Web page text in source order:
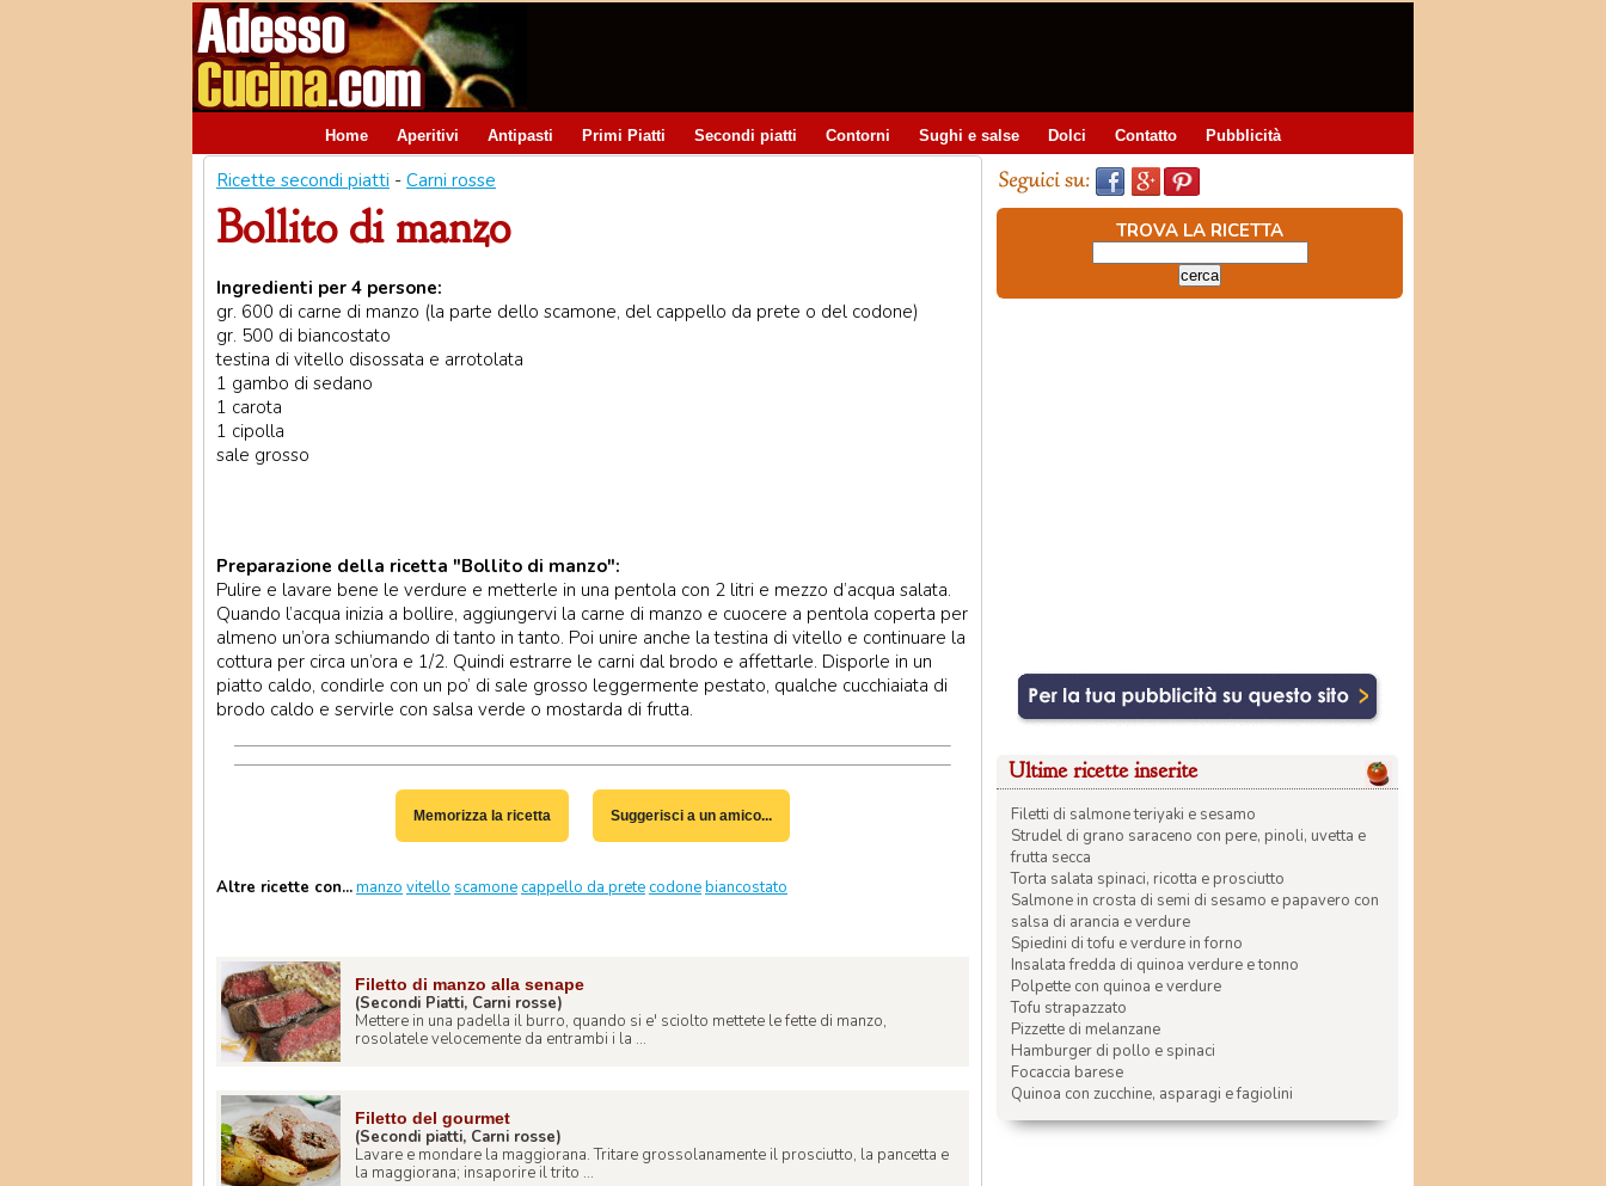
Home Aperitivi Antipasti Primi Piatti Secondi piatti Contorni Sughi e salse Dolci Contatto Pubblicità
Ricette secondi piatti - Carni rosse
Bollito di manzo
Ingredienti per 4 persone:
gr. 600 di carne di manzo (la parte dello scamone, del cappello da prete o del codone)
gr. 500 di biancostato
testina di vitello disossata e arrotolata
1 gambo di sedano
1 carota
1 cipolla
sale grosso
Preparazione della ricetta "Bollito di manzo":
Pulire e lavare bene le verdure e metterle in una pentola con 2 litri e mezzo d’acqua salata.
Quando l’acqua inizia a bollire, aggiungervi la carne di manzo e cuocere a pentola coperta per
almeno un’ora schiumando di tanto in tanto. Poi unire anche la testina di vitello e continuare la
cottura per circa un’ora e 1/2. Quindi estrarre le carni dal brodo e affettarle. Disporle in un
piatto caldo, condirle con un po’ di sale grosso leggermente pestato, qualche cucchiaiata di
brodo caldo e servirle con salsa verde o mostarda di frutta.
Memorizza la ricetta Suggerisci a un amico...
Altre ricette con...manzo vitello scamonecappello da pretecodonebiancostato
Filetto di manzo alla senape
(Secondi Piatti, Carni rosse)
Mettere in una padella il burro, quando si e' sciolto mettete le fette di manzo,
rosolatele velocemente da entrambi i la ...
Filetto del gourmet
(Secondi piatti, Carni rosse)
Lavare e mondare la maggiorana. Tritare grossolanamente il prosciutto, la pancetta e
la maggiorana; insaporire il trito ...
TROVA LA RICETTA
Ultime ricette inserite
Filetti di salmone teriyaki e sesamo
Strudel di grano saraceno con pere, pinoli, uvetta e
frutta secca
Torta salata spinaci, ricotta e prosciutto
Salmone in crosta di semi di sesamo e papavero con
salsa di arancia e verdure
Spiedini di tofu e verdure in forno
Insalata fredda di quinoa verdure e tonno
Polpette con quinoa e verdure
Tofu strapazzato
Pizzette di melanzane
Hamburger di pollo e spinaci
Focaccia barese
Quinoa con zucchine, asparagi e fagiolini